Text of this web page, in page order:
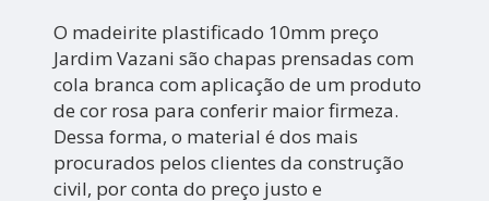
O madeirite plastificado 10mm preço
Jardim Vazani são chapas prensadas com
cola branca com aplicação de um produto
de cor rosa para conferir maior firmeza.
Dessa forma, o material é dos mais
procurados pelos clientes da construção
civil, por conta do preço justo e